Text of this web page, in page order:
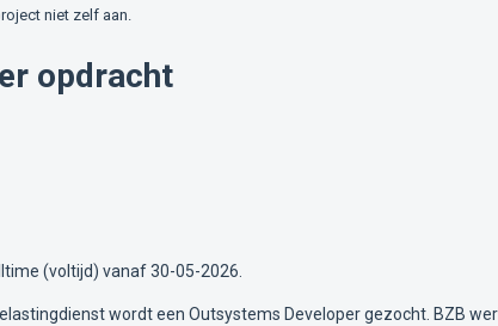
niet zelf aan.
opdracht
(voltijd) vanaf 30-05-2026.
wordt een Outsystems Developer gezocht. BZB